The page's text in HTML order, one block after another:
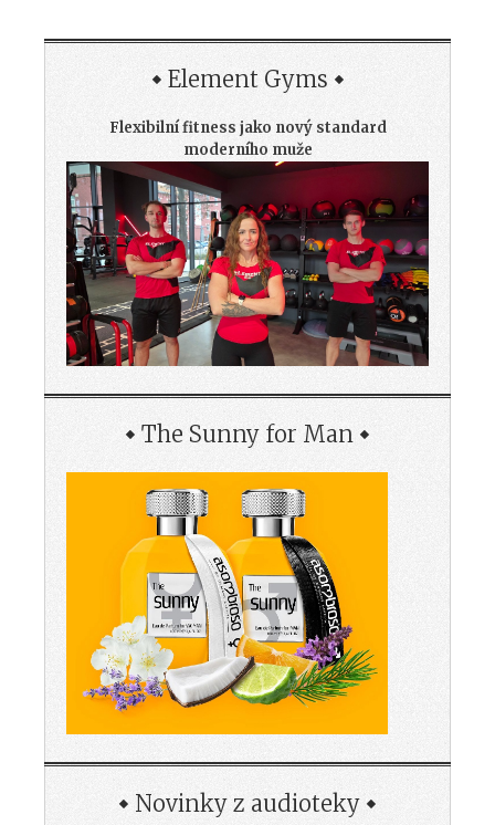
Element Gyms
Flexibilní fitness jako nový standard
moderního muže
The Sunny for Man
Novinky z audioteky